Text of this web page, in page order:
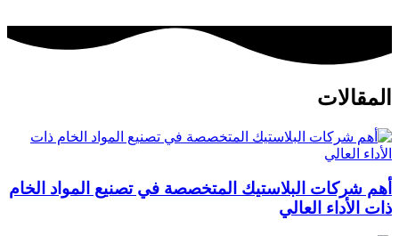
المقالات
أهم شركات البلاستيك المتخصصة في تصنيع المواد الخام
ذات الأداء العالي